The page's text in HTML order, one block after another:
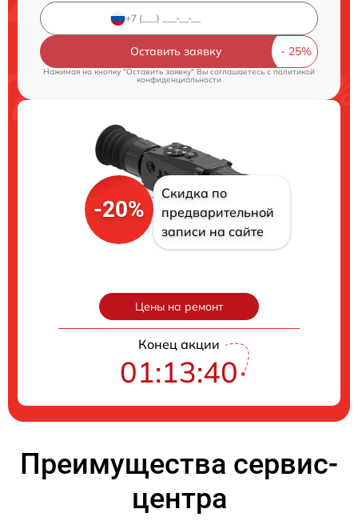
Оставить заявку
Нажимая на кнопку "Оставить заявку" Вы соглашаетесь cполитикой
конфиденциальности
-20%
Скидка по
предварительной
записи на сайте
Цены на ремонт
Конец акции
01:13:40
Преимущества сервис-
центра